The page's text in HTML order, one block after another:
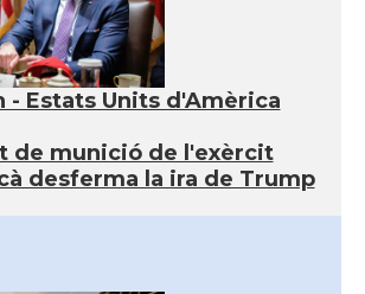
- Estats Units d'Amèrica
de munició de l'exèrcit
desferma la ira de Trump